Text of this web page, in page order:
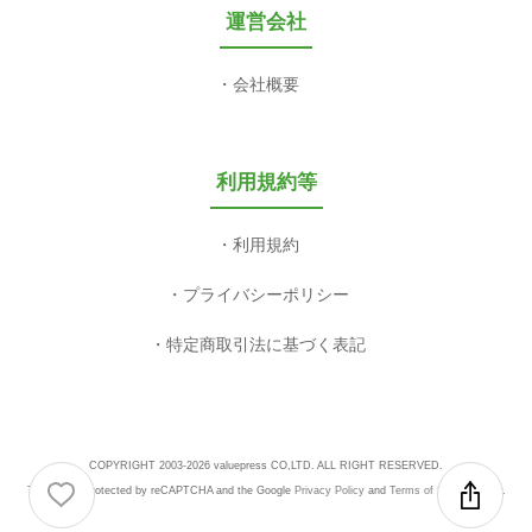
運営会社
会社概要
利用規約等
利用規約
プライバシーポリシー
特定商取引法に基づく表記
COPYRIGHT 2003-2026 valuepress CO,LTD. ALL RIGHT RESERVED.
This site is protected by reCAPTCHA and the Google Privacy Policyand Terms of Serviceapply.